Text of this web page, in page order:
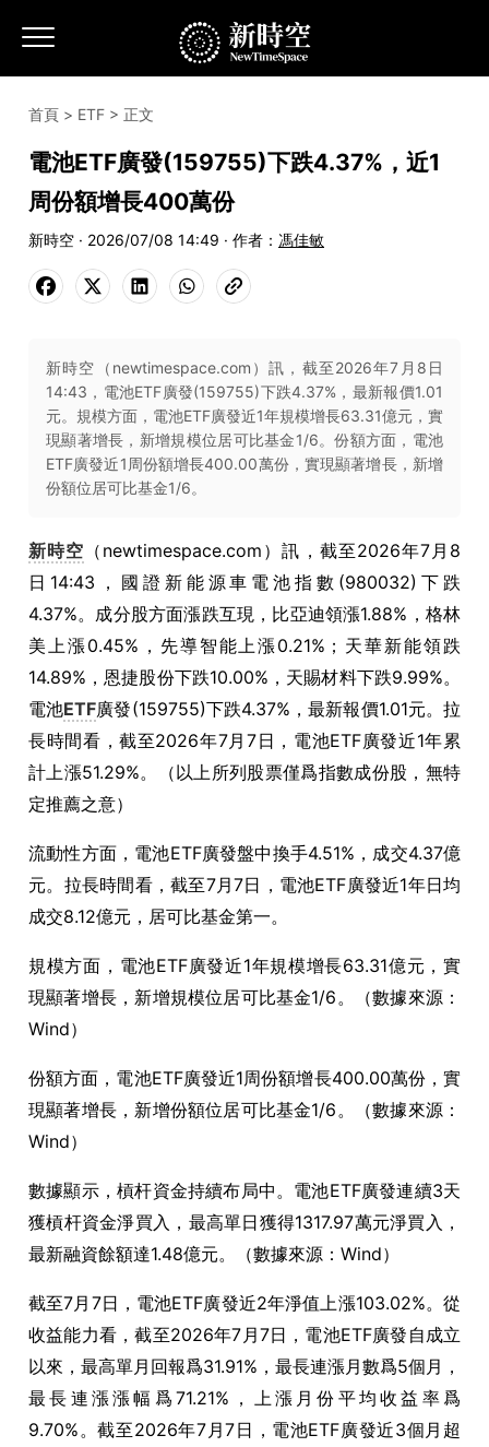
首頁 > ETF > 正文
電池ETF廣發(159755)下跌4.37%，近1
周份額增長400萬份
新時空 · 2026/07/08 14:49 · 作者： 馮佳敏
新時空（newtimespace.com）訊，截至2026年7月8日
14:43，電池ETF廣發(159755)下跌4.37%，最新報價1.01
元。規模方面，電池ETF廣發近1年規模增長63.31億元，實
現顯著增長，新增規模位居可比基金1/6。份額方面，電池
ETF廣發近1周份額增長400.00萬份，實現顯著增長，新增
份額位居可比基金1/6。
新時空 （newtimespace.com）訊，截至2026年7月8
日14:43，國證新能源車電池指數(980032)下跌
4.37%。成分股方面漲跌互現，比亞迪領漲1.88%，格林
美上漲0.45%，先導智能上漲0.21%；天華新能領跌
14.89%，恩捷股份下跌10.00%，天賜材料下跌9.99%。
電池ETF廣發(159755)下跌4.37%，最新報價1.01元。拉
長時間看，截至2026年7月7日，電池ETF廣發近1年累
計上漲51.29%。（以上所列股票僅爲指數成份股，無特
定推薦之意）
流動性方面，電池ETF廣發盤中換手4.51%，成交4.37億
元。拉長時間看，截至7月7日，電池ETF廣發近1年日均
成交8.12億元，居可比基金第一。
規模方面，電池ETF廣發近1年規模增長63.31億元，實
現顯著增長，新增規模位居可比基金1/6。（數據來源：
Wind）
份額方面，電池ETF廣發近1周份額增長400.00萬份，實
現顯著增長，新增份額位居可比基金1/6。（數據來源：
Wind）
數據顯示，槓杆資金持續布局中。電池ETF廣發連續3天
獲槓杆資金淨買入，最高單日獲得1317.97萬元淨買入，
最新融資餘額達1.48億元。（數據來源：Wind）
截至7月7日，電池ETF廣發近2年淨值上漲103.02%。從
收益能力看，截至2026年7月7日，電池ETF廣發自成立
以來，最高單月回報爲31.91%，最長連漲月數爲5個月，
最長連漲漲幅爲71.21%，上漲月份平均收益率爲
9.70%。截至2026年7月7日，電池ETF廣發近3個月超